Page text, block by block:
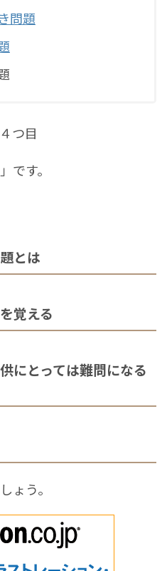
問題
つ目
です。
とは
覚える
にとっては難問になる
ょう。